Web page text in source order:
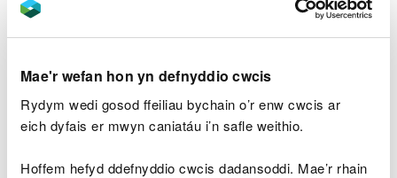
Mae'r wefan hon yn defnyddio cwcis
Rydym wedi gosod ffeiliau bychain o’r enw cwcis ar
eich dyfais er mwyn caniatáu i’n safle weithio.
Hoffem hefyd ddefnyddio cwcis dadansoddi. Mae’r rhain
Gwybod pryd i benodi peiriannydd
Deall dynodiad risg eich cronfa ddŵr
Adroddiadau ar ddigwyddiadau diogelwch
mewn perthynas ag argaeau cronfa ddŵr
Taliadau cronfeydd dŵr
Rheoli eich cronfa ddŵr yn ystod tywydd